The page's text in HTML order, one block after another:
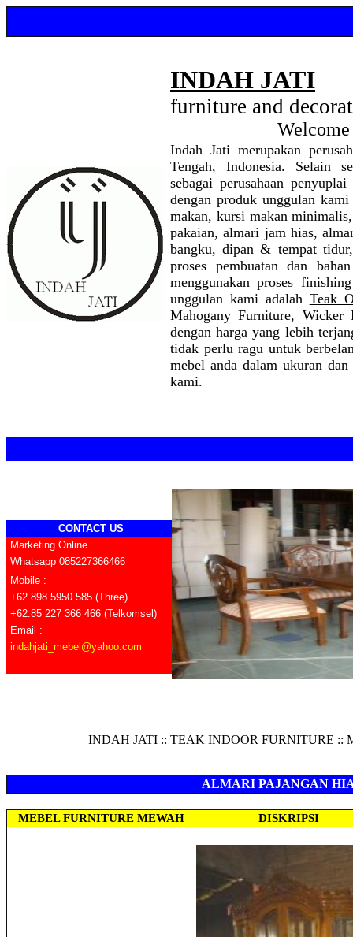
INDAH JATI
furniture and
Indah Jati merupakan
Tengah, Indonesia. Selain
sebagai perusahaan
dengan produk unggulan
makan, kursi makan
pakaian, almari jam hias,
bangku, dipan & tempat
proses pembuatan dan
menggunakan proses
unggulan kami adalah Teak
Mahogany Furniture, Wicker
dengan harga yang lebih
tidak perlu ragu untuk
mebel anda dalam ukuran
kami.
CONTACT US
Marketing Online
Whatsapp 085227366466
Mobile :
+62.898 5950 585 (Three)
+62.85 227 366 466 (Telkomsel)
Email :
indahjati_mebel@yahoo.com
INDAH JATI :: TEAK INDOOR FURNITURE
ALMARI PAJANGAN
MEBEL FURNITURE MEWAH DISKRIPSI